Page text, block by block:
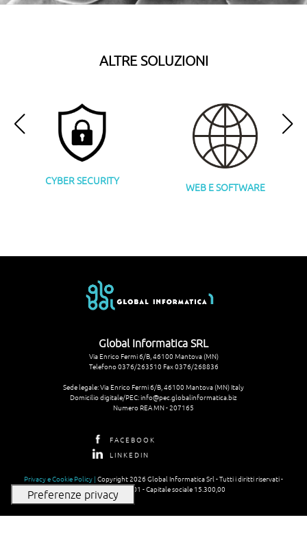
ALTRE SOLUZIONI
CYBER SECURITY
WEB E SOFTWARE
Global Informatica SRL
Via Enrico Fermi 6/B, 46100 Mantova (MN)
Telefono 0376/263510 Fax 0376/268836
Sede legale: Via Enrico Fermi 6/B, 46100 Mantova (MN) Italy
Domicilio digitale/PEC: info@pec.globalinformatica.biz
Numero REA MN - 207165
FACEBOOK
LINKEDIN
Privacy e Cookie Policy | Copyright 2026 Global Informatica Srl - Tutti i diritti riservati -
P.iva 01897680201 - Capitale sociale 15.300,00